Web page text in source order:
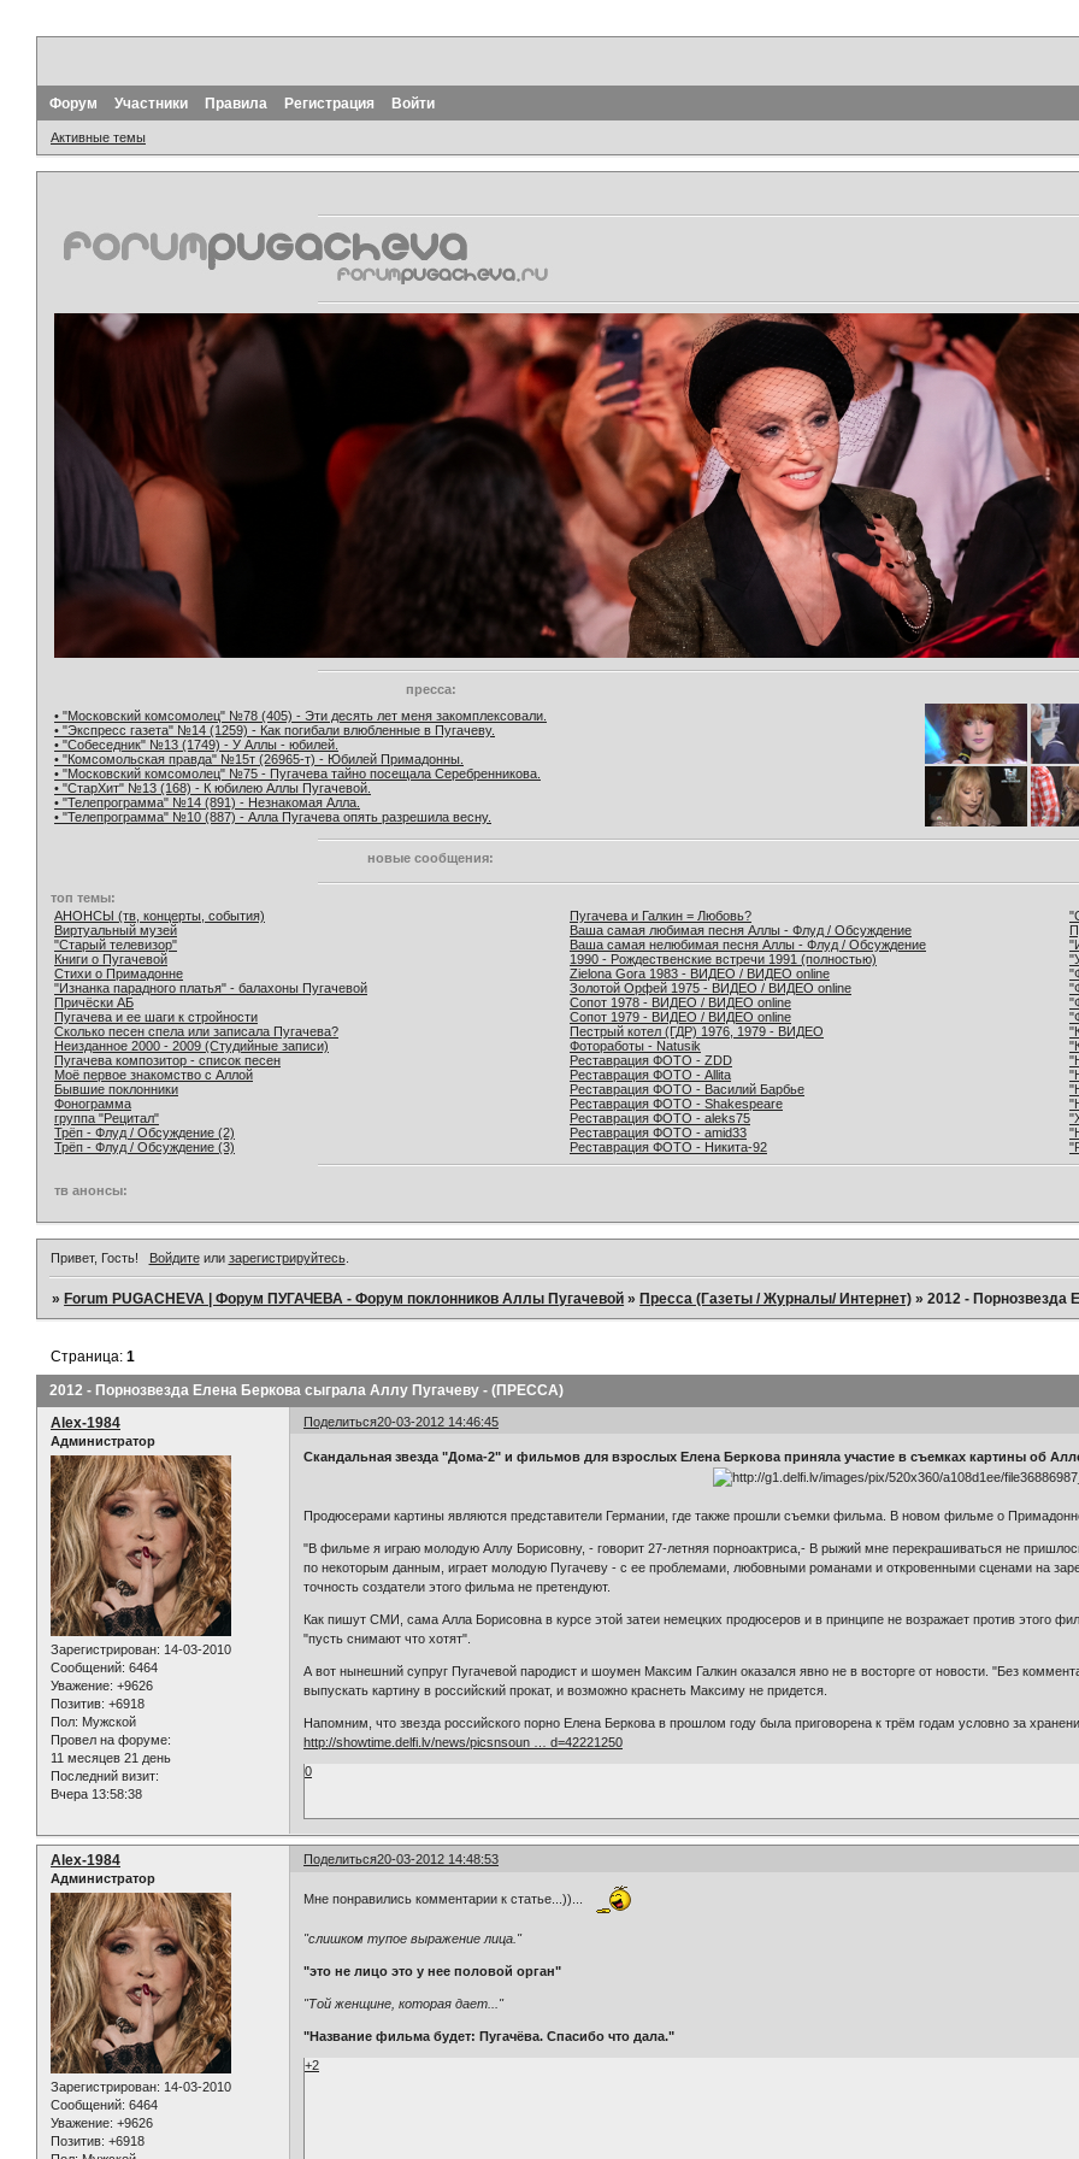
Форум Участники Правила Регистрация Войти
Активные темы
пресса:
• "Московский комсомолец" №78 (405) - Эти десять лет меня закомплексовали.
• "Экспресс газета" №14 (1259) - Как погибали влюбленные в Пугачеву.
• "Собеседник" №13 (1749) - У Аллы - юбилей.
• "Комсомольская правда" №15т (26965-т) - Юбилей Примадонны.
• "Московский комсомолец" №75 - Пугачева тайно посещала Серебренникова.
• "СтарХит" №13 (168) - К юбилею Аллы Пугачевой.
• "Телепрограмма" №14 (891) - Незнакомая Алла.
• "Телепрограмма" №10 (887) - Алла Пугачева опять разрешила весну.
новые сообщения:
топ темы:
АНОНСЫ (тв, концерты, события)
Виртуальный музей
"Старый телевизор"
Книги о Пугачевой
Стихи о Примадонне
"Изнанка парадного платья" - балахоны Пугачевой
Причёски АБ
Пугачева и ее шаги к стройности
Сколько песен спела или записала Пугачева?
Неизданное 2000 - 2009 (Студийные записи)
Пугачева композитор - список песен
Моё первое знакомство с Аллой
Бывшие поклонники
Фонограмма
группа "Рецитал"
Трёп - Флуд / Обсуждение (2)
Трёп - Флуд / Обсуждение (3)
Пугачева и Галкин = Любовь?
Ваша самая любимая песня Аллы - Флуд / Обсуждение
Ваша самая нелюбимая песня Аллы - Флуд / Обсуждение
1990 - Рождественские встречи 1991 (полностью)
Zielona Gora 1983 - ВИДЕО / ВИДЕО online
Золотой Орфей 1975 - ВИДЕО / ВИДЕО online
Сопот 1978 - ВИДЕО / ВИДЕО online
Сопот 1979 - ВИДЕО / ВИДЕО online
Пестрый котел (ГДР) 1976, 1979 - ВИДЕО
Фотоработы - Natusik
Реставрация ФОТО - ZDD
Реставрация ФОТО - Allita
Реставрация ФОТО - Василий Барбье
Реставрация ФОТО - Shakespeare
Реставрация ФОТО - aleks75
Реставрация ФОТО - amid33
Реставрация ФОТО - Никита-92
тв анонсы:
Привет, Гость! Войдитеили зарегистрируйтесь.
»Forum PUGACHEVA | Форум ПУГАЧЕВА - Форум поклонников Аллы Пугачевой »Пресса (Газеты / Журналы/ Интернет) »2012 - Порнозвезда
2012 - Порнозвезда Елена Беркова сыграла Аллу Пугачеву - (ПРЕССА)
Страница:1
Поделиться20-03-2012 14:46:45
Alex-1984
Администратор
Зарегистрирован: 14-03-2010
Сообщений: 6464
Уважение: +9626
Позитив: +6918
Пол: Мужской
Провел на форуме:
11 месяцев 21 день
Последний визит:
Вчера 13:58:38
Скандальная звезда "Дома-2" и фильмов для взрослых Елена Беркова приняла участие в съемках картины об
Продюсерами картины являются представители Германии, где также прошли съемки фильма. В новом фильме о
"В фильме я играю молодую Аллу Борисовну, - говорит 27-летняя порноактриса,- В рыжий мне перекрашиваться не
по некоторым данным, играет молодую Пугачеву - с ее проблемами, любовными романами и откровенными сценами на
точность создатели этого фильма не претендуют.
Как пишут СМИ, сама Алла Борисовна в курсе этой затеи немецких продюсеров и в принципе не возражает против этого
"пусть снимают что хотят".
А вот нынешний супруг Пугачевой пародист и шоумен Максим Галкин оказался явно не в восторге от новости. "Без
выпускать картину в российский прокат, и возможно краснеть Максиму не придется.
Напомним, что звезда российского порно Елена Беркова в прошлом году была приговорена к трём годам условно за
http://showtime.delfi.lv/news/picsnsoun … d=42221250
0
Поделиться20-03-2012 14:48:53
Alex-1984
Администратор
Зарегистрирован: 14-03-2010
Сообщений: 6464
Уважение: +9626
Позитив: +6918
Мне понравились комментарии к статье...))...
"слишком тупое выражение лица."
"это не лицо это у нее половой орган"
"Той женщине, которая дает..."
"Название фильма будет: Пугачёва. Спасибо что дала."
+2